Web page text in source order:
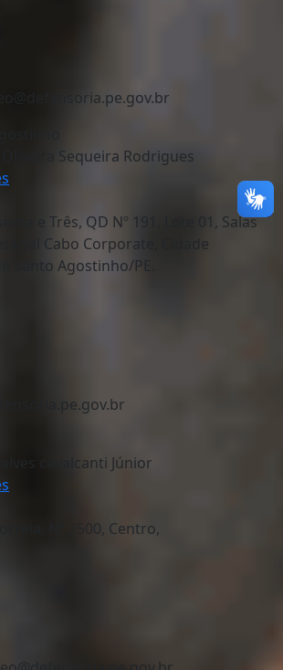
Sequeira Rodrigues
e Três, QD Nº 191, Lote 01, Salas
Cabo Corporate, Cidade
Santo Agostinho/PE.
cavalcanti Júnior
Nº 2500, Centro,